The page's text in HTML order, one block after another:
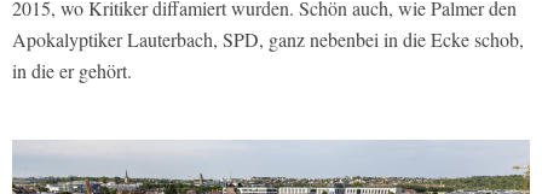
2015, wo Kritiker diffamiert wurden. Schön auch, wie Palmer den
Apokalyptiker Lauterbach, SPD, ganz nebenbei in die Ecke schob,
in die er gehört.